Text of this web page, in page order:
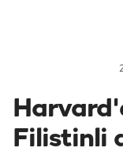
Filistinli